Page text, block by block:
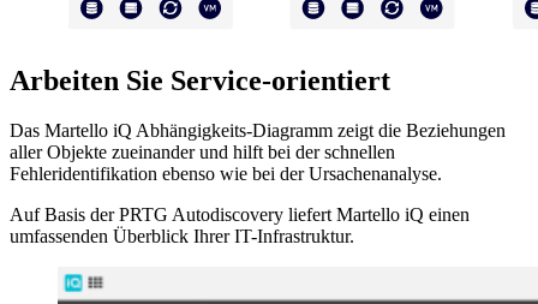
Arbeiten Sie Service-orientiert
Das Martello iQ Abhängigkeits-Diagramm zeigt die Beziehungen
aller Objekte zueinander und hilft bei der schnellen
Fehleridentifikation ebenso wie bei der Ursachenanalyse.
Auf Basis der PRTG Autodiscovery liefert Martello iQ einen
umfassenden Überblick Ihrer IT-Infrastruktur.